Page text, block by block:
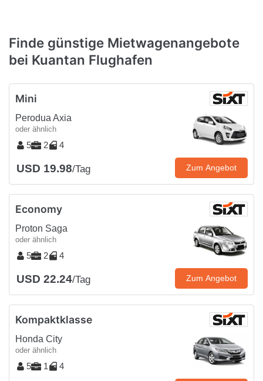
Finde günstige Mietwagenangebote
bei Kuantan Flughafen
Mini
Perodua Axia
oder ähnlich
5 2 4
USD 19.98/Tag Zum Angebot
Economy
Proton Saga
oder ähnlich
5 2 4
USD 22.24/Tag Zum Angebot
Kompaktklasse
Honda City
oder ähnlich
5 1 4